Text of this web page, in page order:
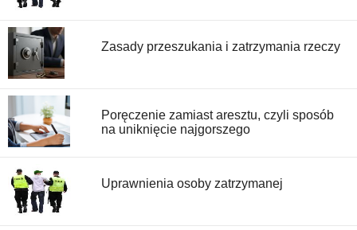
Zasady przeszukania i zatrzymania rzeczy
Poręczenie zamiast aresztu, czyli sposób
na uniknięcie najgorszego
Uprawnienia osoby zatrzymanej